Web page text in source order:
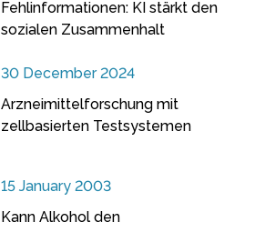
Fehlinformationen: KI stärkt den
sozialen Zusammenhalt
30 December 2024
Arzneimittelforschung mit
zellbasierten Testsystemen
15 January 2003
Kann Alkohol den